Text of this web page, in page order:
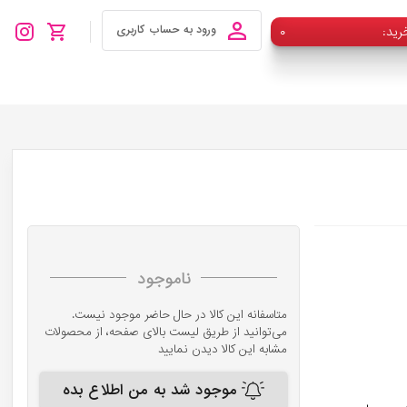
۰ ورود به حساب کاربری
ناموجود
متاسفانه این کالا در حال حاضر موجود نیست.
می‌توانید از طریق لیست بالای صفحه، از محصولات
مشابه این کالا دیدن نمایید
موجود شد به من اطلاع بده